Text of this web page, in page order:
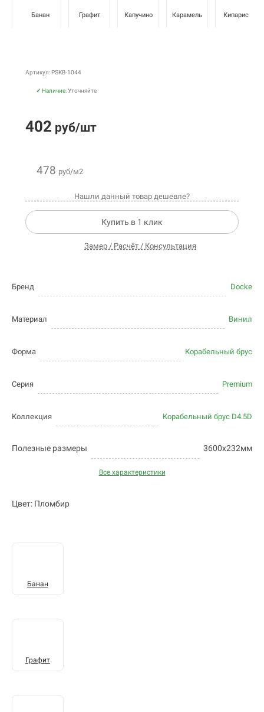
Банан Графит Капучино Карамель Кипарис
Артикул: PSKB-1044
✓ Наличие:Уточняйте
402 руб/шт
478 руб/м2
Нашли данный товар дешевле?
Купить в 1 клик
Замер / Расчёт / Консультация
Бренд Docke
Материал Винил
Форма Корабельный брус
Серия Premium
Коллекция Корабельный брус D4.5D
Полезные размеры 3600х232мм
Все характеристики
Цвет: Пломбир
Банан
Графит